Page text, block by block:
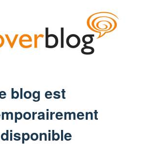
blog est